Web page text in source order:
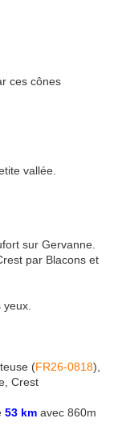
ces cônes
vallée.
sur Gervanne.
par Blacons et
(FR26-0818),
Crest
53 km avec 860m